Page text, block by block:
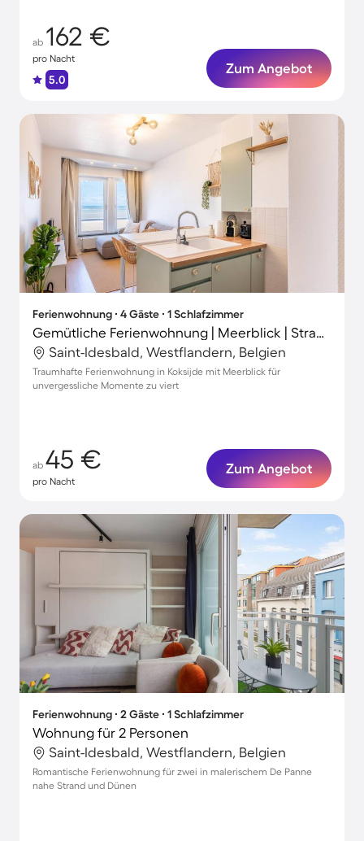
ab 162 €
pro Nacht
5.0
Zum Angebot
Ferienwohnung ∙ 4 Gäste ∙ 1 Schlafzimmer
Gemütliche Ferienwohnung | Meerblick | Strand in der Nähe
Saint-Idesbald, Westflandern, Belgien
Traumhafte Ferienwohnung in Koksijde mit Meerblick für
unvergessliche Momente zu viert
ab 45 €
pro Nacht
Zum Angebot
Ferienwohnung ∙ 2 Gäste ∙ 1 Schlafzimmer
Wohnung für 2 Personen
Saint-Idesbald, Westflandern, Belgien
Romantische Ferienwohnung für zwei in malerischem De Panne
nahe Strand und Dünen